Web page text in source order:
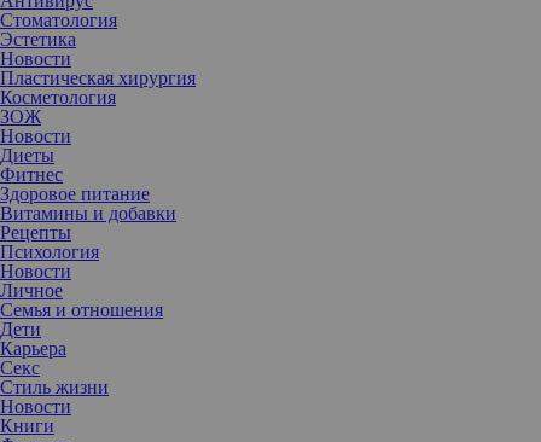
Стоматология
Эстетика
Новости
Пластическая хирургия
Косметология
ЗОЖ
Новости
Диеты
Фитнес
Здоровое питание
Витамины и добавки
Рецепты
Психология
Новости
Личное
Семья и отношения
Дети
Карьера
Секс
Стиль жизни
Новости
Книги
Кофеин и алкоголь могут способствовать обезвоживанию. Об
этом и других 10 причинах экстремальной потери жидкости в
нашей статье.
Вода нужна организму, особенно, когда потоотделение